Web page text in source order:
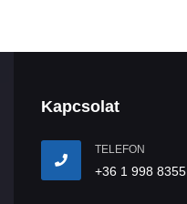
Kapcsolat
TELEFON
+36 1 998 8355